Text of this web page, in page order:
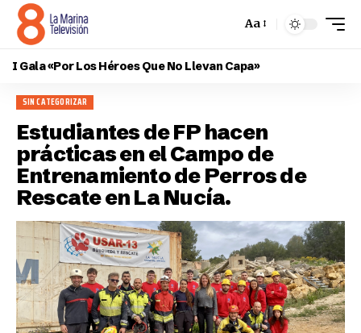
Aa
I Gala «Por Los Héroes Que No Llevan Capa»
SIN CATEGORIZAR
Estudiantes de FP hacen
prácticas en el Campo de
Entrenamiento de Perros de
Rescate en La Nucía.